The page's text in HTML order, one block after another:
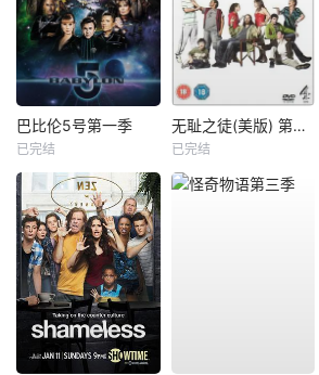
巴比伦5号第一季
已完结
无耻之徒(美版) 第四季
已完结